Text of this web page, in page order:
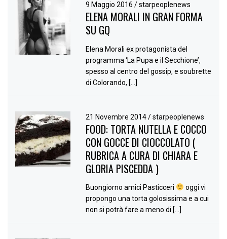
9 Maggio 2016/ starpeoplenews
ELENA MORALI IN GRAN FORMA
SU GQ
Elena Morali ex protagonista del
programma ‘La Pupa e il Secchione’,
spesso al centro del gossip, e soubrette
di Colorando, […]
21 Novembre 2014/ starpeoplenews
FOOD: TORTA NUTELLA E COCCO
CON GOCCE DI CIOCCOLATO (
RUBRICA A CURA DI CHIARA E
GLORIA PISCEDDA )
Buongiorno amici Pasticceri
oggi vi
propongo una torta golosissima e a cui
non si potrà fare a meno di […]